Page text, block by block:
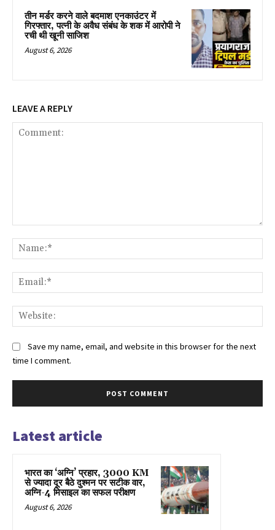
तीन मर्डर करने वाले बदमाश एनकाउंटर में
गिरफ्तार, पत्नी के अवैध संबंध के शक में आरोपी ने
रची थी खूनी साजिश
August 6, 2026
LEAVE A REPLY
Save my name, email, and website in this browser for the next
time I comment.
Latest article
भारत का ‘अग्नि’ प्रहार, 3000 KM
से ज्यादा दूर बैठे दुश्मन पर सटीक वार,
अग्नि-4 मिसाइल का सफल परीक्षण
August 6, 2026